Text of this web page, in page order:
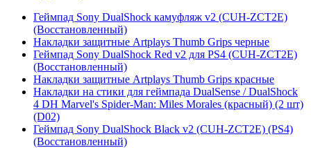
Геймпад Sony DualShock камуфляж v2 (CUH-ZCT2E)
(Восстановленный)
Накладки защитные Artplays Thumb Grips черные
Геймпад Sony DualShock Red v2 для PS4 (CUH-ZCT2E)
(Восстановленный)
Накладки защитные Artplays Thumb Grips красные
Накладки на стики для геймпада DualSense / DualShock
4 DH Marvel's Spider-Man: Miles Morales (красный) (2 шт)
(D02)
Геймпад Sony DualShock Black v2 (CUH-ZCT2E) (PS4)
(Восстановленный)